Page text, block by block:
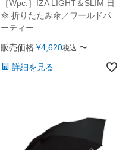
［Wpc.］IZA LIGHT＆SLIM 日
傘 折りたたみ傘／ワールドパ
ーティー
販売価格 ¥4,620税込 〜
詳細を見る